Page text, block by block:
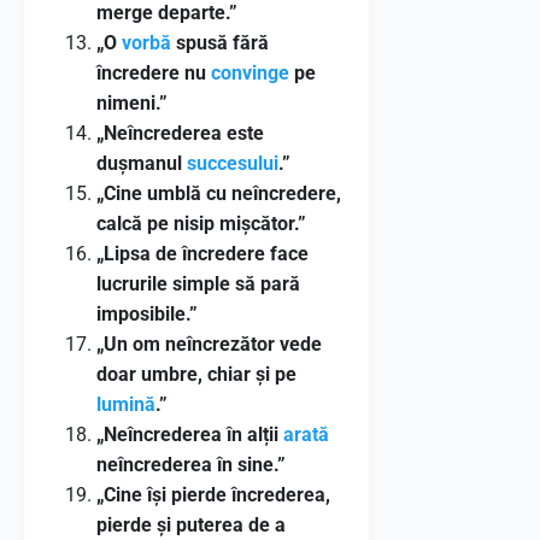
merge departe.”
„O vorbă spusă fără
încredere nu convinge pe
nimeni.”
„Neîncrederea este
dușmanul succesului.”
„Cine umblă cu neîncredere,
calcă pe nisip mișcător.”
„Lipsa de încredere face
lucrurile simple să pară
imposibile.”
„Un om neîncrezător vede
doar umbre, chiar și pe
lumină.”
„Neîncrederea în alții arată
neîncrederea în sine.”
„Cine își pierde încrederea,
pierde și puterea de a